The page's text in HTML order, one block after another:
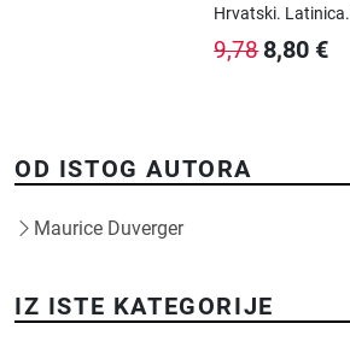
Hrvatski. Latinica.
9,78 8,80 €
OD ISTOG AUTORA
Maurice Duverger
IZ ISTE KATEGORIJE